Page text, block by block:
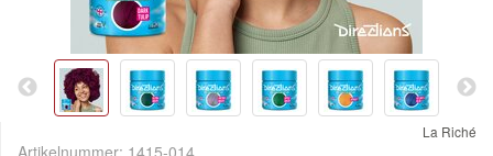
La Riché
Artikelnummer: 1415-014